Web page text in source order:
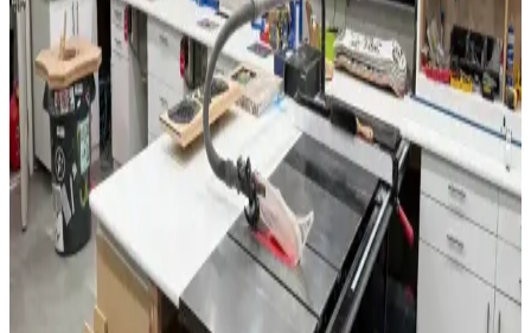
Morado ağacının sertliği ve yoğunluğuyla Waterfall kenar işleme
tekniği birleştirilerek estetik ve dayanıklı ahşap projeler ortaya
konuyor. Kesim, yapıştırma ve yüzey işlemlerinde dikkat gerektiren
bu süreçte LED aydınlatma entegrasyonu da kullanılıyor.
Oturma Odası Dekorasyonunda Lambalar: Estetik
ve İşlevselliğin Uyumuyla Şık Mekanlar Yaratın
Oturma odası dekorasyonunda lambalar, estetik ve fonksiyonelliği
bir araya getirerek atmosferi belirler. Çeşitli tasarım ve özelliklerdeki
modeller, tarzınıza uygun seçeneği bulmanızı sağlar.
Modern ve İşlevsel Banyo Dolabı Çözümleri ile Alan
Verimliliği Artırın